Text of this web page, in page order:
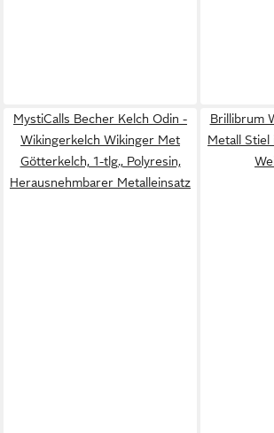
MystiCalls Becher Kelch Odin -
Wikingerkelch Wikinger Met
Götterkelch, 1-tlg., Polyresin,
Herausnehmbarer Metalleinsatz
Brillibrum
Metall Stiel